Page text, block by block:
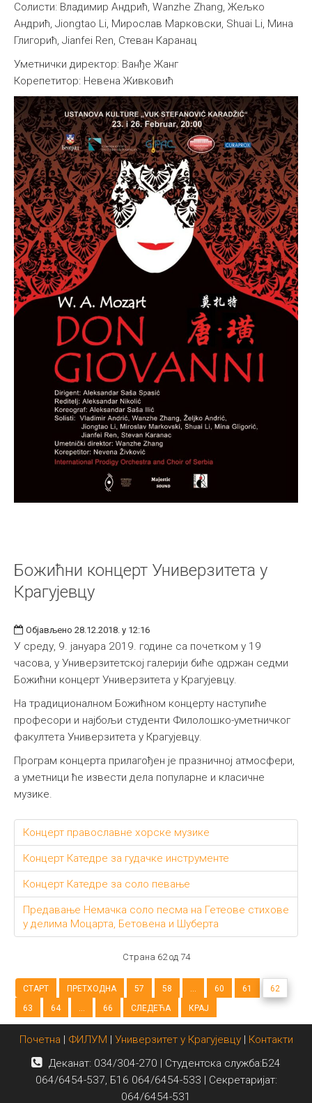
Солисти: Владимир Андрић, Wanzhe Zhang, Жељко
Андрић, Jiongtao Li, Мирослав Марковски, Shuai Li, Мина
Глигорић, Jianfei Ren, Стеван Каранац
Уметнички директор: Ванђе Жанг
Корепетитор: Невена Живковић
Божићни концерт Универзитета у
Крагујевцу
Објављено 28.12.2018. у 12:16
У среду, 9. јануара 2019. године са почетком у 19
часова, у Универзитетској галерији биће одржан седми
Божићни концерт Универзитета у Крагујевцу.
На традиционалном Божићном концерту наступиће
професори и најбољи студенти Филолошко-уметничког
факултета Универзитета у Крагујевцу.
Програм концерта прилагођен је празничној атмосфери,
а уметници ће извести дела популарне и класичне
музике.
Концерт православне хорске музике
Концерт Катедре за гудачке инструменте
Концерт Катедре за соло певање
Предавање Немачка соло песма на Гетеове стихове
у делима Моцарта, Бетовена и Шуберта
Страна 62 од 74
СТАРТ ПРЕТХОДНА 57 58 60 61
62
63
64 66 СЛЕДЕЋА КРАЈ
Почетна | ФИЛУМ | Универзитет у Крагујевцу| Контакти
Деканат: 034/304-270 | Студентска служба:Б24
064/6454-537, Б16 064/6454-533 | Секретаријат:
064/6454-531